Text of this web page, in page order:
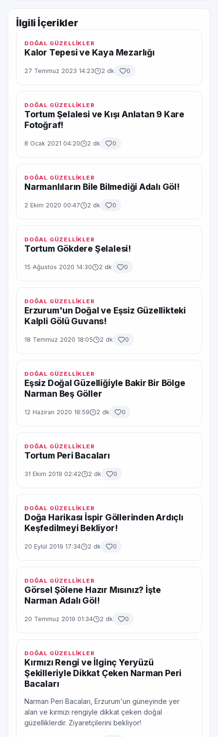
İlgili İçerikler
DOĞAL GÜZELLİKLER
Kalor Tepesi ve Kaya Mezarlığı
27 Temmuz 2023 14:23 2 dk 0
DOĞAL GÜZELLİKLER
Tortum Şelalesi ve Kışı Anlatan 9 Kare
Fotoğraf!
8 Ocak 2021 04:20 2 dk 0
DOĞAL GÜZELLİKLER
Narmanlıların Bile Bilmediği Adalı Göl!
2 Ekim 2020 00:47 2 dk 0
DOĞAL GÜZELLİKLER
Tortum Gökdere Şelalesi!
15 Ağustos 2020 14:30 2 dk 0
DOĞAL GÜZELLİKLER
Erzurum'un Doğal ve Eşsiz Güzellikteki
Kalpli Gölü Guvans!
18 Temmuz 2020 18:05 2 dk 0
DOĞAL GÜZELLİKLER
Eşsiz Doğal Güzelliğiyle Bakir Bir Bölge
Narman Beş Göller
12 Haziran 2020 18:59 2 dk 0
DOĞAL GÜZELLİKLER
Tortum Peri Bacaları
31 Ekim 2019 02:42 2 dk 0
DOĞAL GÜZELLİKLER
Doğa Harikası İspir Göllerinden Ardıçlı
Keşfedilmeyi Bekliyor!
20 Eylül 2019 17:34 2 dk 0
DOĞAL GÜZELLİKLER
Görsel Şölene Hazır Mısınız? İşte
Narman Adalı Göl!
20 Temmuz 2019 01:34 2 dk 0
DOĞAL GÜZELLİKLER
Kırmızı Rengi ve İlginç Yeryüzü
Şekilleriyle Dikkat Çeken Narman Peri
Bacaları
Narman Peri Bacaları, Erzurum'un güneyinde yer
alan ve kırmızı rengiyle dikkat çeken doğal
güzelliklerdir. Ziyaretçilerini bekliyor!